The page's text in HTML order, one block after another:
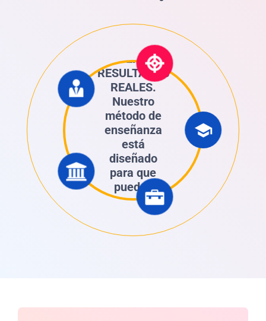
NOS
ENFOCAMOS
EN
RESULTADOS
REALES.
Nuestro
método de
enseñanza
está
diseñado
para que
puedas
comunicarte
en el mundo